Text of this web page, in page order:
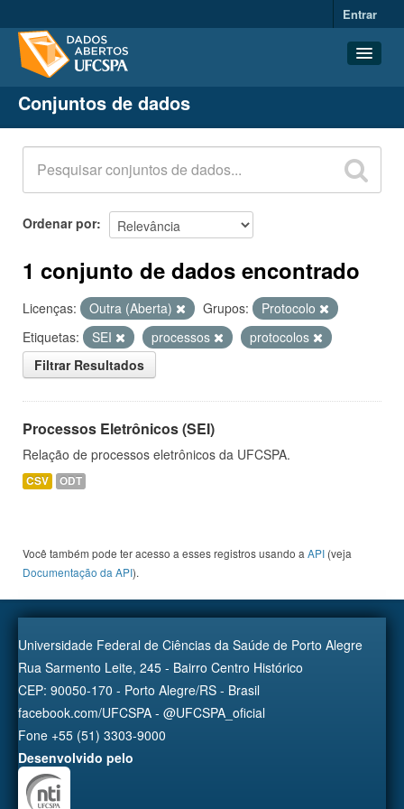
Entrar
Conjuntos de dados
Organizações
Grupos
Sobre
Conjuntos de dados
Ordenar por
1 conjunto de dados encontrado
Licenças: Outra (Aberta) Grupos:
Protocolo
Etiquetas:
SEI processos
protocolos
Filtrar Resultados
Processos Eletrônicos (SEI)
Relação de processos eletrônicos da UFCSPA.
CSV ODT
Você também pode ter acesso a esses registros usando a API (veja
Documentação da API).
Universidade Federal de Ciências da Saúde de Porto Alegre
Rua Sarmento Leite, 245 - Bairro Centro Histórico
CEP: 90050-170 - Porto Alegre/RS - Brasil
facebook.com/UFCSPA - @UFCSPA_oficial
Fone +55 (51) 3303-9000
Desenvolvido pelo